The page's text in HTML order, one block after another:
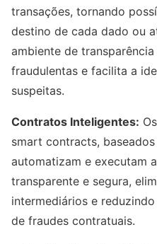
transações, tornando
destino de cada dado ou
ambiente de
fraudulentas e facilita a
suspeitas.
Contratos Inteligentes:
smart contracts,
automatizam e executam
transparente e segura,
intermediários e
de fraudes contratuais.